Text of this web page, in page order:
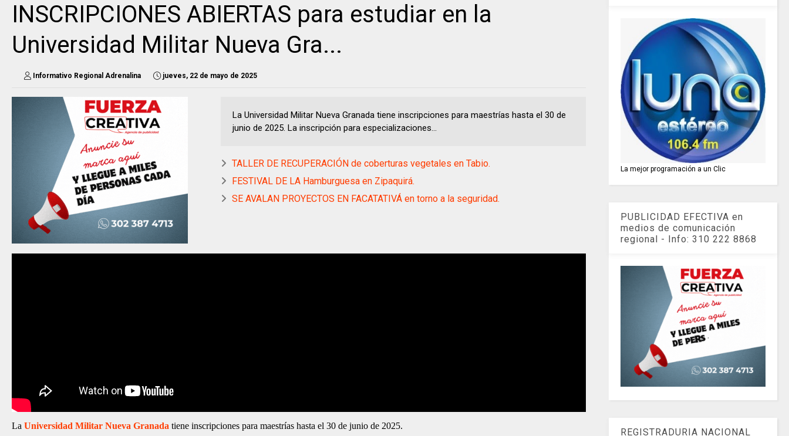
INSCRIPCIONES ABIERTAS para estudiar en la
Universidad Militar Nueva Gra...
Informativo Regional Adrenalina jueves, 22 de mayo de 2025
La Universidad Militar Nueva Granada tiene inscripciones para maestrías hasta el 30 de
junio de 2025. La inscripción para especializaciones...
TALLER DE RECUPERACIÓN de coberturas vegetales en Tabio.
FESTIVAL DE LA Hamburguesa en Zipaquirá.
SE AVALAN PROYECTOS EN FACATATIVÁ en torno a la seguridad.
La Universidad Militar Nueva Granada tiene inscripciones para maestrías hasta el 30 de junio de 2025.
La mejor programación a un Clic
PUBLICIDAD EFECTIVA en
medios de comunicación
regional - Info: 310 222 8868
REGISTRADURIA NACIONAL